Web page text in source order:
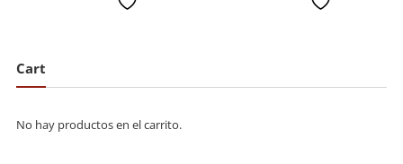
Cart
No hay productos en el carrito.